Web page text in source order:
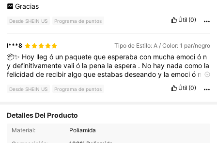
Gracias
Desde SHEIN US Programa de puntos Útil (0)
l***8 Tipo de Estilo: A / Color: 1 par/negro
📦✨ Hoy llegó un paquetequeesperabacon muchaemoció n
ydefinitivamentevalió la pena laespera . No hay nadacomo la
felicidadde recibiralgoqueestabasdeseandoy laemoció n
Desde SHEIN US Programa de puntos Útil (0)
Detalles Del Producto
Material:
Poliamida
192 Seguidores